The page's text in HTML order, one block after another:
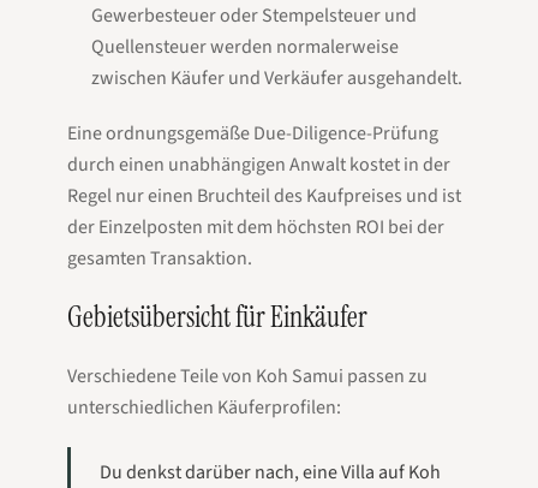
Gewerbesteuer oder Stempelsteuer und
Quellensteuer werden normalerweise
zwischen Käufer und Verkäufer ausgehandelt.
Eine ordnungsgemäße Due-Diligence-Prüfung
durch einen unabhängigen Anwalt kostet in der
Regel nur einen Bruchteil des Kaufpreises und ist
der Einzelposten mit dem höchsten ROI bei der
gesamten Transaktion.
Gebietsübersicht für Einkäufer
Verschiedene Teile von Koh Samui passen zu
unterschiedlichen Käuferprofilen:
Du denkst darüber nach, eine Villa auf Koh